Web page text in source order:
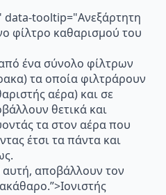
tooltip="Ανεξάρτητη
φίλτρο καθαρισμού του
ένα σύνολο φίλτρων
τα οποία φιλτράρουν
αέρα) και σε
θετικά και
τα στον αέρα που
έτσι τα πάντα και
αποβάλλουν τον